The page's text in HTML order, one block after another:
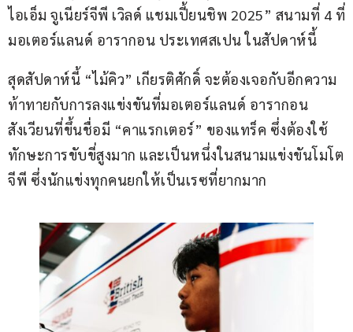
ไอเอ็ม จูเนียร์จีพี เวิลด์ แชมเปี้ยนชิพ 2025” สนามที่ 4 ที่
มอเตอร์แลนด์ อารากอน ประเทศสเปน ในสัปดาห์นี้
สุดสัปดาห์นี้ “ไม้คิว” เกียรติศักดิ์ จะต้องเจอกับอีกความ
ท้าทายกับการลงแข่งขันที่มอเตอร์แลนด์ อารากอน
สังเวียนที่ขึ้นชื่อมี “คาแรกเตอร์” ของแทร็ค ซึ่งต้องใช้
ทักษะการขับขี่สูงมาก และเป็นหนึ่งในสนามแข่งขันโมโต
จีพี ซึ่งนักแข่งทุกคนยกให้เป็นเรซที่ยากมาก